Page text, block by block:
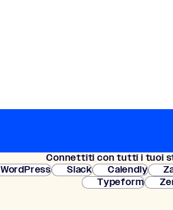
Connet­titi con tutti i tuoi
WordPress Slack Calendly
Typeform